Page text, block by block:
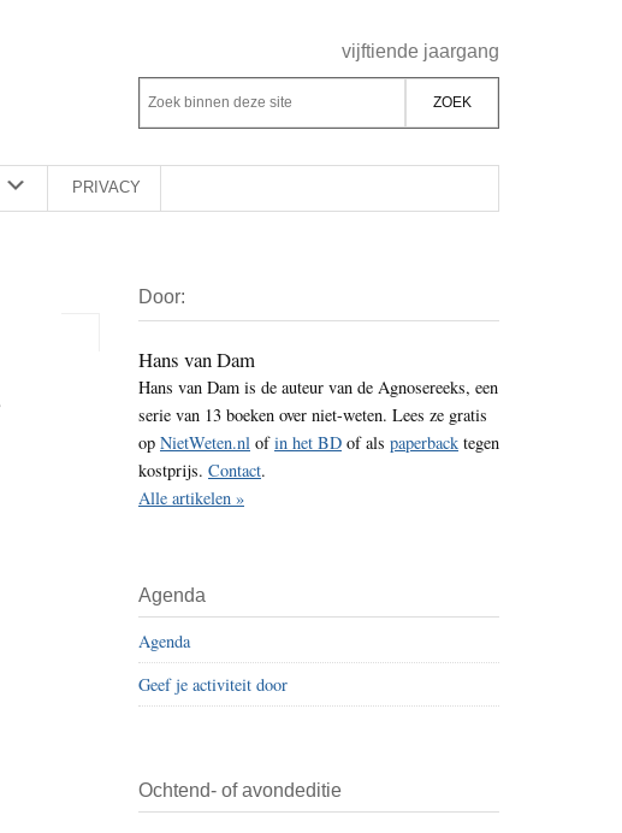
Rechts
vijftiende jaargang
Z
o
e
k
d
e
z
e
s
i
t
Z
o
k
b
n
n
e
z
e
t
e
PRIVACY
Sidebar
Door:
Hans van Dam
Hans van Dam is de auteur van de Agnosereeks, een
serie van 13 boeken over niet-weten. Lees ze gratis
op NietWeten.nl ofin het BD of als paperback tegen
kostprijs. Contact.
Alle artikelen »
Agenda
Agenda
Geef je activiteit door
Ochtend- of avondeditie